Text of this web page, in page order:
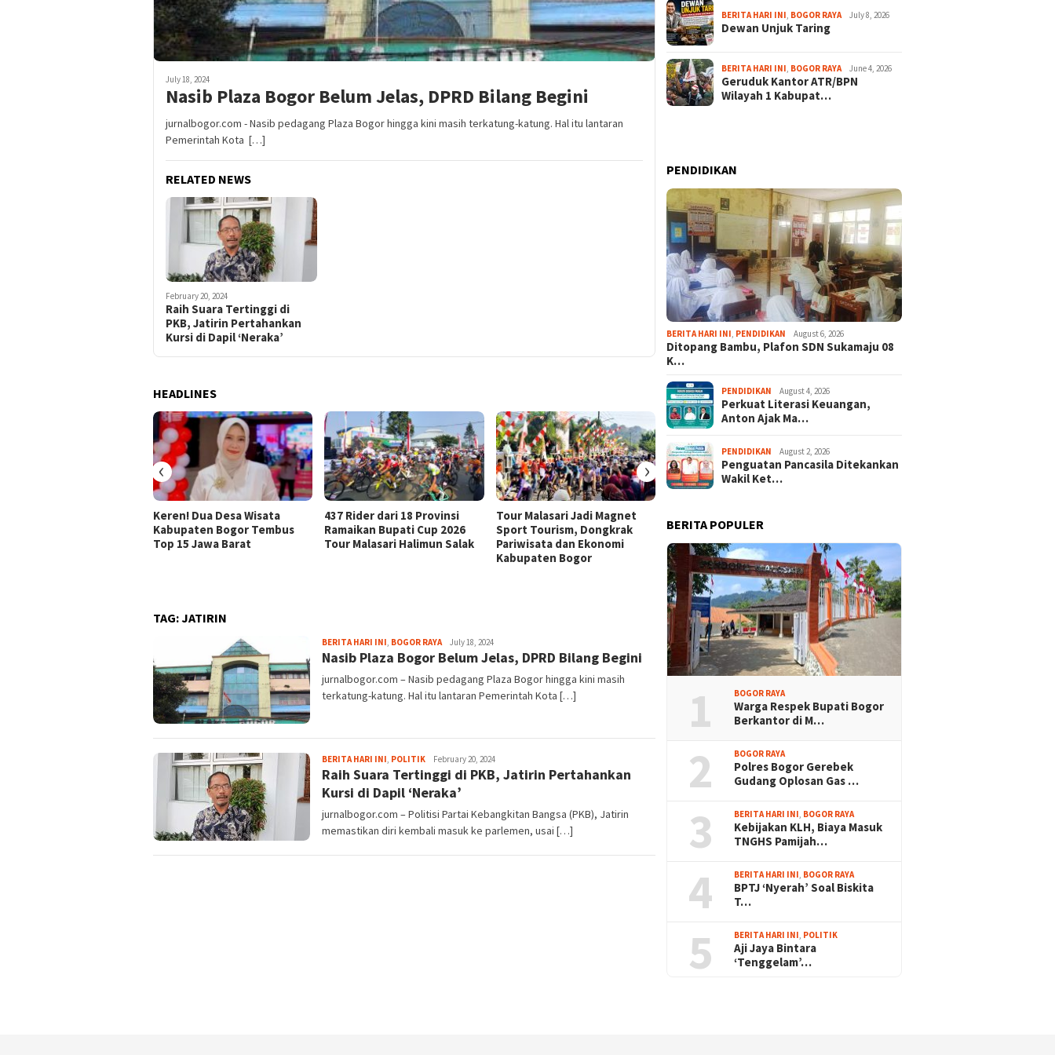
July 18, 2024
Nasib Plaza Bogor Belum Jelas, DPRD Bilang Begini
jurnalbogor.com - Nasib pedagang Plaza Bogor hingga kini masih terkatung-katung. Hal itu lantaran
Pemerintah Kota […]
RELATED NEWS
February 20, 2024
Raih Suara Tertinggi di
PKB, Jatirin Pertahankan
Kursi di Dapil ‘Neraka’
HEADLINES
Keren! Dua Desa Wisata
Kabupaten Bogor Tembus
Top 15 Jawa Barat
437 Rider dari 18 Provinsi
Ramaikan Bupati Cup 2026
Tour Malasari Halimun Salak
Tour Malasari Jadi Magnet
Sport Tourism, Dongkrak
Pariwisata dan Ekonomi
Kabupaten Bogor
Kian Diminati, Ratusan Rider
dari 18 Provinsi Ramaikan
Bupati Bogor Cup 2026
Bersih-bersih Sungai di
Jasinga
‹ ›
TAG:JATIRIN
BERITA HARI INI, BOGOR RAYAFredy
Kristianto
July 18, 2024
Nasib Plaza Bogor Belum Jelas, DPRD Bilang Begini
jurnalbogor.com – Nasib pedagang Plaza Bogor hingga kini masih
terkatung-katung. Hal itu lantaran Pemerintah Kota […]
BERITA HARI INI, POLITIKFredy
Kristianto
February 20, 2024
Raih Suara Tertinggi di PKB, Jatirin Pertahankan
Kursi di Dapil ‘Neraka’
jurnalbogor.com – Politisi Partai Kebangkitan Bangsa (PKB), Jatirin
memastikan diri kembali masuk ke parlemen, usai […]
BERITA HARI INI BOGOR RAYA July 8, 2026
Dewan Unjuk Taring
BERITA HARI INI BOGOR RAYA June 4, 2026
Geruduk Kantor ATR/BPN
Wilayah 1 Kabupat…
PENDIDIKAN
BERITA HARI INI PENDIDIKAN August 6, 2026
Ditopang Bambu, Plafon SDN Sukamaju 08
K…
PENDIDIKAN August 4, 2026
Perkuat Literasi Keuangan,
Anton Ajak Ma…
PENDIDIKAN August 2, 2026
Penguatan Pancasila Ditekankan
Wakil Ket…
BERITA POPULER
1 BOGOR RAYA
Warga Respek Bupati Bogor
Berkantor di M…
2 BOGOR RAYA
Polres Bogor Gerebek
Gudang Oplosan Gas …
3 BERITA HARI INI, BOGOR RAYA
Kebijakan KLH, Biaya Masuk
TNGHS Pamijah…
4 BERITA HARI INI, BOGOR RAYA
BPTJ ‘Nyerah’ Soal Biskita
T…
5 BERITA HARI INI, POLITIK
Aji Jaya Bintara
‘Tenggelam’…